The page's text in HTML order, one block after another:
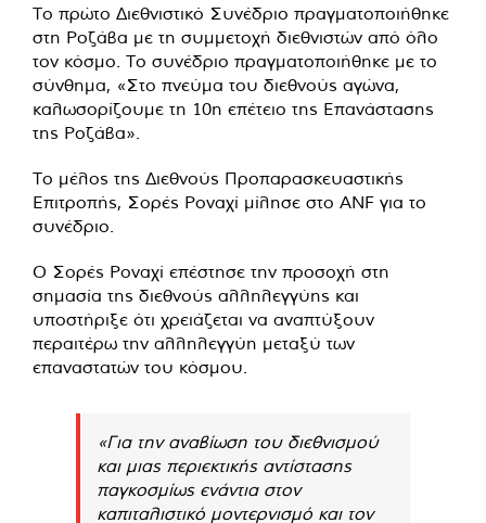
Το πρώτο Διεθνιστικό Συνέδριο πραγματοποιήθηκε
στη Ροζάβα με τη συμμετοχή διεθνιστών από όλο
τον κόσμο. Το συνέδριο πραγματοποιήθηκε με το
σύνθημα, «Στο πνεύμα του διεθνούς αγώνα,
καλωσορίζουμε τη 10η επέτειο της Επανάστασης
της Ροζάβα».
Το μέλος της Διεθνούς Προπαρασκευαστικής
Επιτροπής, Σορές Ροναχί μίλησε στο ANF για το
συνέδριο.
Ο Σορές Ροναχί επέστησε την προσοχή στη
σημασία της διεθνούς αλληλεγγύης και
υποστήριξε ότι χρειάζεται να αναπτύξουν
περαιτέρω την αλληλεγγύη μεταξύ των
επαναστατών του κόσμου.
«Για την αναβίωση του διεθνισμού
και μιας περιεκτικής αντίστασης
παγκοσμίως ενάντια στον
καπιταλιστικό μοντερνισμό και τον